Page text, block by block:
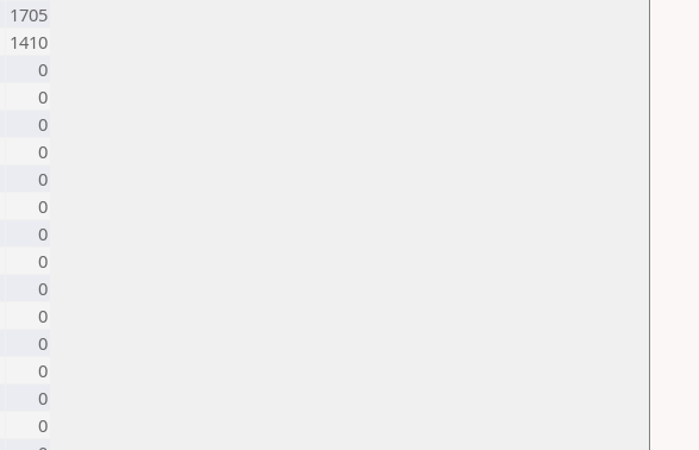
1705
1410
0
0
0
0
0
0
0
0
0
0
0
0
0
0